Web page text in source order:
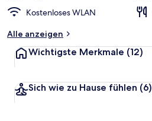
Kostenloses WLAN
Alle anzeigen
Wichtigste Merkmale (12)
Sich wie zu Hause fühlen (6)